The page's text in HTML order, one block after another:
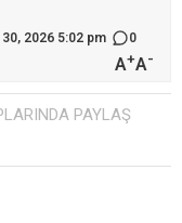
2026 5:02 pm
0
A+A-
PAYLAŞ